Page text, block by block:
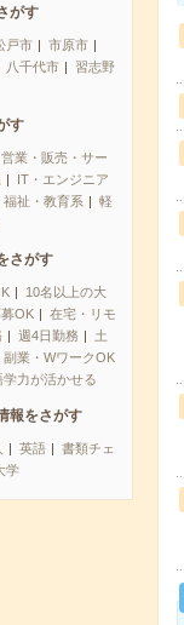
がす
戸市
市原市
八千代市
習志野
す
営業・販売・サー
IT・エンジニア
福祉・教育系
軽
さがす
10名以上の大
OK
在宅・リモ
週4日勤務
土
副業・WワークOK
学力が活かせる
報をさがす
英語
書類チェ
学